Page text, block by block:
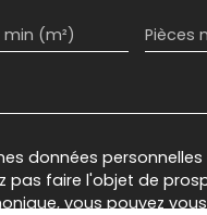
(m²) Pièces
données
pas faire l'objet de
vous pouvez